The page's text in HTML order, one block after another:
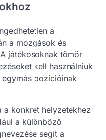
a
a mozgások és
játékosoknak tömör
kell használniuk
pozícióinak
a konkrét helyzetekhez
a különböző
segít a